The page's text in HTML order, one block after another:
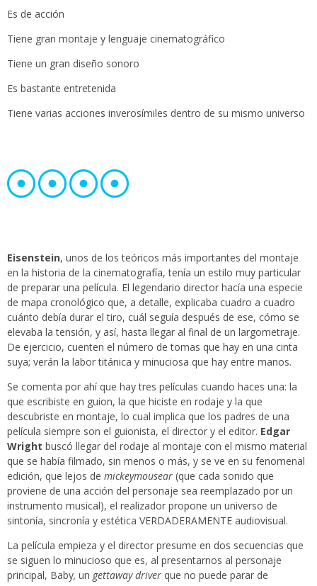
Es de acción
Tiene gran montaje y lenguaje cinematográfico
Tiene un gran diseño sonoro
Es bastante entretenida
Tiene varias acciones inverosímiles dentro de su mismo universo
Eisenstein, unos de los teóricos más importantes del montaje
en la historia de la cinematografía, tenía un estilo muy particular
de preparar una película. El legendario director hacía una especie
de mapa cronológico que, a detalle, explicaba cuadro a cuadro
cuánto debía durar el tiro, cuál seguía después de ese, cómo se
elevaba la tensión, y así, hasta llegar al final de un largometraje.
De ejercicio, cuenten el número de tomas que hay en una cinta
suya; verán la labor titánica y minuciosa que hay entre manos.
Se comenta por ahí que hay tres películas cuando haces una: la
que escribiste en guion, la que hiciste en rodaje y la que
descubriste en montaje, lo cual implica que los padres de una
película siempre son el guionista, el director y el editor. Edgar
Wright buscó llegar del rodaje al montaje con el mismo material
que se había filmado, sin menos o más, y se ve en su fenomenal
edición, que lejos de mickeymousear (que cada sonido que
proviene de una acción del personaje sea reemplazado por un
instrumento musical), el realizador propone un universo de
sintonía, sincronía y estética VERDADERAMENTE audiovisual.
La película empieza y el director presume en dos secuencias que
se siguen lo minucioso que es, al presentarnos al personaje
principal, Baby, un gettaway driver que no puede parar de